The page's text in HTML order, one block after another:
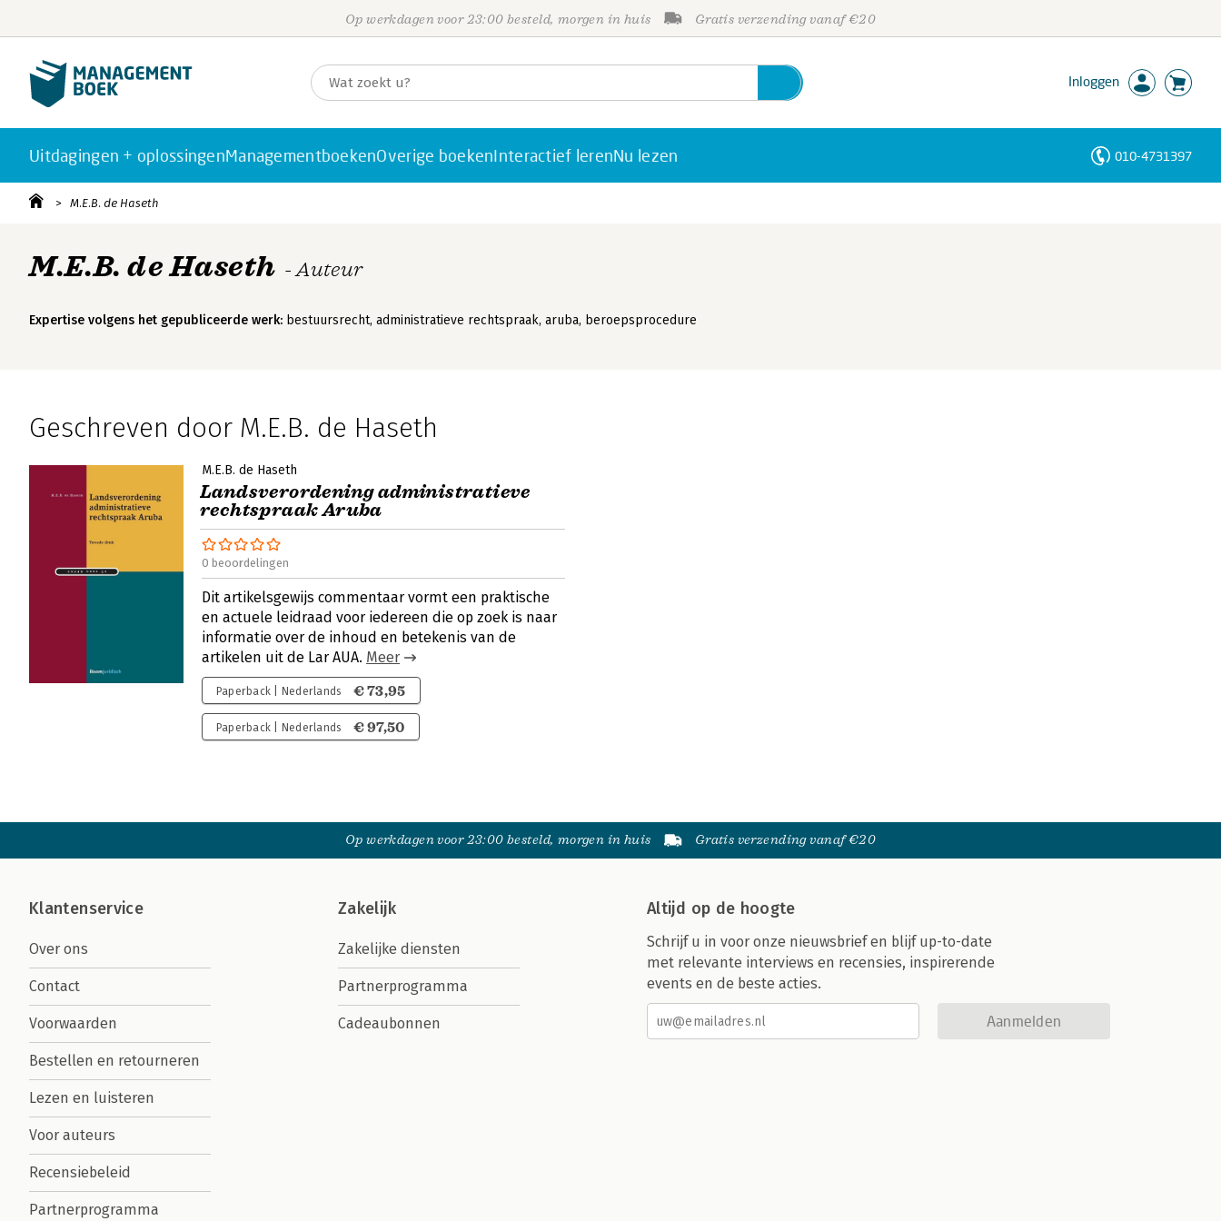
Op werkdagen voor 23:00 besteld, morgen in huis Gratis verzending vanaf €20
Inloggen
Uitdagingen + oplossingenManagementboekenOverige boekenInteractief lerenNu lezen 010-4731397
M.E.B. de Haseth
M.E.B. de Haseth - Auteur
Expertise volgens het gepubliceerde werk: bestuursrecht, administratieve rechtspraak, aruba, beroepsprocedure
Geschreven door M.E.B. de Haseth
M.E.B. de Haseth
Landsverordening administratieve
rechtspraak Aruba
0 beoordelingen
Dit artikelsgewijs commentaar vormt een praktische
en actuele leidraad voor iedereen die op zoek is naar
informatie over de inhoud en betekenis van de
artikelen uit de Lar AUA. Meer
Paperback | Nederlands € 73,95
Paperback | Nederlands € 97,50
Op werkdagen voor 23:00 besteld, morgen in huis Gratis verzending vanaf €20
Klantenservice
Over ons
Contact
Voorwaarden
Bestellen en retourneren
Lezen en luisteren
Voor auteurs
Recensiebeleid
Partnerprogramma
Zakelijk
Zakelijke diensten
Partnerprogramma
Cadeaubonnen
Altijd op de hoogte
Schrijf u in voor onze nieuwsbrief en blijf up-to-date
met relevante interviews en recensies, inspirerende
events en de beste acties.
Aanmelden
Personen